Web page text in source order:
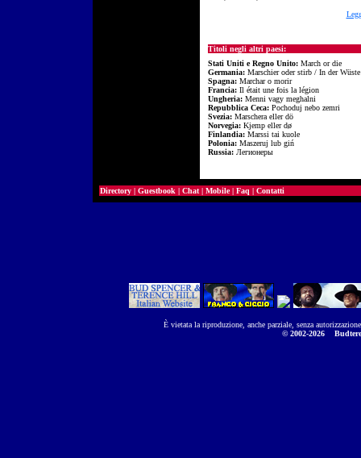
Titoli negli altri paesi:
Stati Uniti e Regno Unito: March or die
Germania: Marschier oder stirb / In der
Spagna: Marchar o morir
Francia: Il était une fois la légion
Ungheria: Menni vagy meghalni
Repubblica Ceca: Pochoduj nebo zemri
Svezia: Marschera eller dö
Norvegia: Kjemp eller dø
Finlandia: Marssi tai kuole
Polonia: Maszeruj lub giń
Russia: Легионеры
Directory | Guestbook | Chat | Mobile| Faq | Contatti
È vietata la riproduzione, anche parziale, senza
© 2002-2026